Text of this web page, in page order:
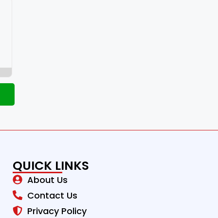
QUICK LINKS
About Us
Contact Us
Privacy Policy